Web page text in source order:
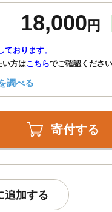
18,000 円
ております。
い方はこちらでご確認ください
調べる
寄付する
追加する